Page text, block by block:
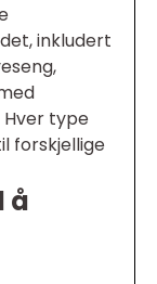
inkludert
type
forskjellige
å